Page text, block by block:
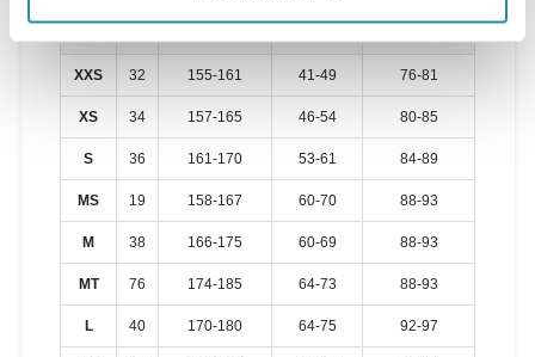
XXS 32 155-161 41-49 76-81
XS 34 157-165 46-54 80-85
S 36 161-170 53-61 84-89
MS 19 158-167 60-70 88-93
M 38 166-175 60-69 88-93
MT 76 174-185 64-73 88-93
L 40 170-180 64-75 92-97